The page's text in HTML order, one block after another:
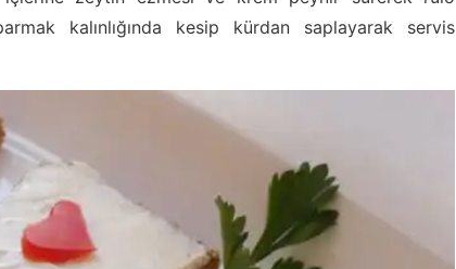
kalınlığında kesip kürdan saplayarak servis